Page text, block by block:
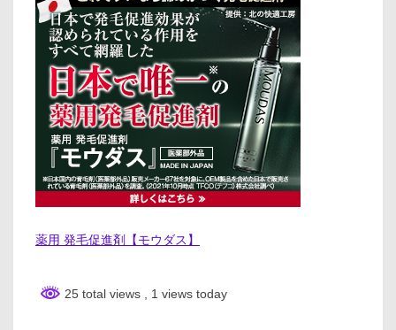
薬用 発毛促進剤【モウダス】
25 total views , 1 views today